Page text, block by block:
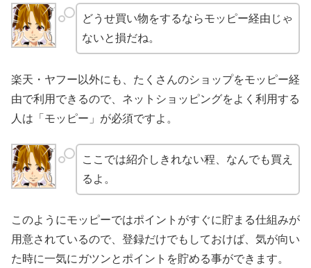
どうせ買い物をするならモッピー経由じゃ
ないと損だね。
楽天・ヤフー以外にも、たくさんのショップをモッピー経
由で利用できるので、ネットショッピングをよく利用する
人は「モッピー」が必須ですよ。
ここでは紹介しきれない程、なんでも買え
るよ。
このようにモッピーではポイントがすぐに貯まる仕組みが
用意されているので、登録だけでもしておけば、気が向い
た時に一気にガツンとポイントを貯める事ができます。